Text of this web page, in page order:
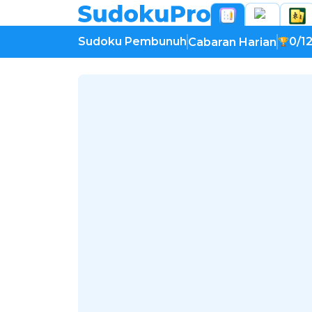
Sudoku Pembunuh Cabaran Harian 0/12